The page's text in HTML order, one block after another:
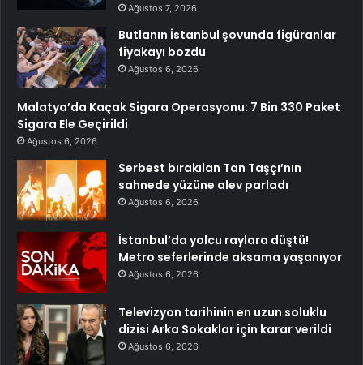
Ağustos 7, 2026
Butlanın İstanbul şovunda figüranlar
fiyakayı bozdu
Ağustos 6, 2026
Malatya’da Kaçak Sigara Operasyonu: 7 Bin 330 Paket
Sigara Ele Geçirildi
Ağustos 6, 2026
Serbest bırakılan Tan Taşçı’nın
sahnede yüzüne alev parladı
Ağustos 6, 2026
İstanbul’da yolcu raylara düştü!
Metro seferlerinde aksama yaşanıyor
Ağustos 6, 2026
Televizyon tarihinin en uzun soluklu
dizisi Arka Sokaklar için karar verildi
Ağustos 6, 2026